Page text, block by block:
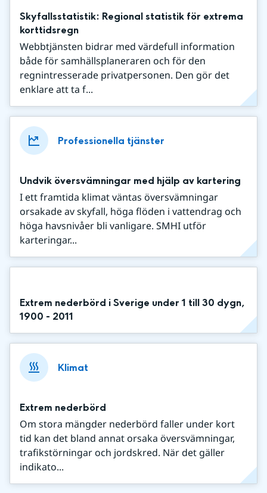
Skyfallsstatistik: Regional statistik för extrema
korttidsregn
Webbtjänsten bidrar med värdefull information
både för samhällsplaneraren och för den
regnintresserade privatpersonen. Den gör det
enklare att ta f...
Professionella tjänster
Undvik översvämningar med hjälp av kartering
I ett framtida klimat väntas översvämningar
orsakade av skyfall, höga flöden i vattendrag och
höga havsnivåer bli vanligare. SMHI utför
karteringar...
Extrem nederbörd i Sverige under 1 till 30 dygn,
1900 - 2011
Klimat
Extrem nederbörd
Om stora mängder nederbörd faller under kort
tid kan det bland annat orsaka översvämningar,
trafikstörningar och jordskred. När det gäller
indikato...